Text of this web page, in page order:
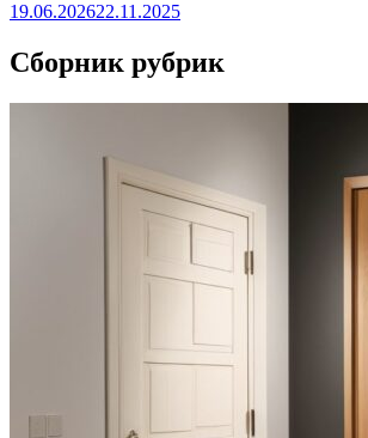
19.06.202622.11.2025
Сборник рубрик